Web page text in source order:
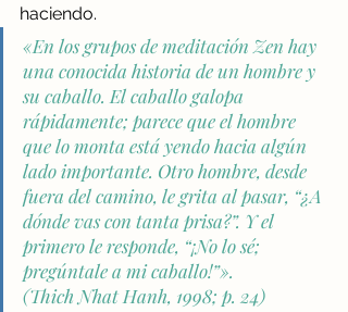
haciendo.
«En los grupos de meditación Zen hay
una conocida historia de un hombre y
su caballo. El caballo galopa
rápidamente; parece que el hombre
que lo monta está yendo hacia algún
lado importante. Otro hombre, desde
fuera del camino, le grita al pasar, “¿A
dónde vas con tanta prisa?”. Y el
primero le responde, “¡No lo sé;
pregúntale a mi caballo!”».
(Thich Nhat Hanh, 1998; p. 24)